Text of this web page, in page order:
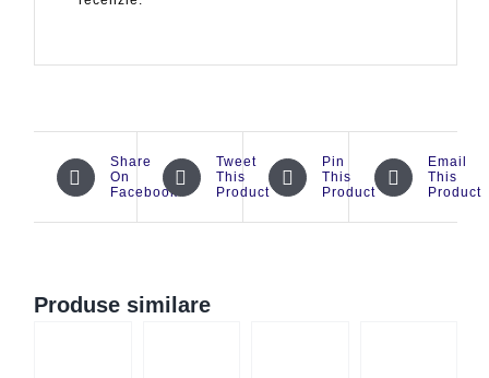
Share
On
Facebook
Tweet
This
Product
Pin
This
Product
Email
This
Product
Produse similare